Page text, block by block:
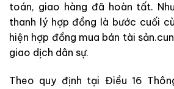
toán, giao hàng đã hoàn tất.
thanh lý hợp đồng là bước cuối
hiện hợp đồng mua bán tài
giao dịch dân sự.
Theo quy định tại Điều 16